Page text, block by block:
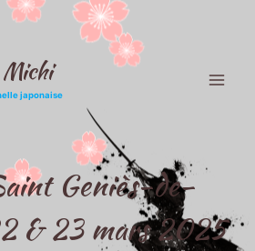
Michi
japonaise
Geniès-de-
& 23 mars 2025